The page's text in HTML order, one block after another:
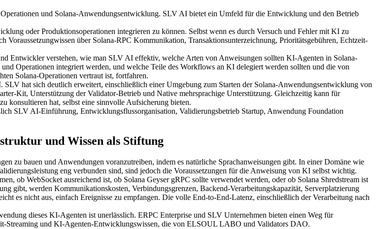
und Solana-Anwendungsentwicklung. SLV AI bietet ein Umfeld für die Entwicklung und den Betrieb
oder Produktionsoperationen integrieren zu können. Selbst wenn es durch Versuch und Fehler mit KI zu
über Solana-RPC Kommunikation, Transaktionsunterzeichnung, Prioritätsgebühren, Echtzeit-
Entwickler verstehen, wie man SLV AI effektiv, welche Arten von Anweisungen sollten KI-Agenten in Solana-
Operationen integriert werden, und welche Teile des Workflows an KI delegiert werden sollten und die von
Solana-Operationen vertraut ist, fortfahren.
hat sich deutlich erweitert, einschließlich einer Umgebung zum Starten der Solana-Anwendungsentwicklung von
Kit, Unterstützung der Validator-Betrieb und Native mehrsprachige Unterstützung. Gleichzeitig kann für
konsultieren hat, selbst eine sinnvolle Aufsicherung bieten.
SLV AI-Einführung, Entwicklungsflussorganisation, Validierungsbetrieb Startup, Anwendung Foundation
und Wissen als Stiftung
zu bauen und Anwendungen voranzutreiben, indem es natürliche Sprachanweisungen gibt. In einer Domäne wie
eng verbunden sind, sind jedoch die Voraussetzungen für die Anweisung von KI selbst wichtig.
ob WebSocket ausreichend ist, ob Solana Geyser gRPC sollte verwendet werden, oder ob Solana Shredstream ist
gibt, werden Kommunikationskosten, Verbindungsgrenzen, Backend-Verarbeitungskapazität, Serverplatzierung
es nicht aus, einfach Ereignisse zu empfangen. Die volle End-to-End-Latenz, einschließlich der Verarbeitung nach
dieses KI-Agenten ist unerlässlich. ERPC Enterprise und SLV Unternehmen bieten einen Weg für
Streaming und KI-Agenten-Entwicklungswissen, die von ELSOUL LABO und Validators DAO.